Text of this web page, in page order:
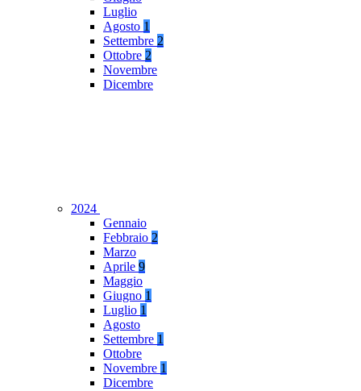
Luglio
Agosto 1
Settembre 2
Ottobre 2
Novembre
Dicembre
2024
Gennaio
Febbraio 2
Marzo
Aprile 9
Maggio
Giugno 1
Luglio 1
Agosto
Settembre 1
Ottobre
Novembre 1
Dicembre